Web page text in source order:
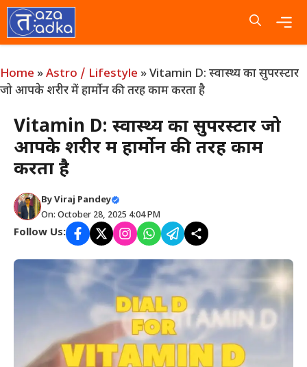
Skip
to
content
Home »Astro / Lifestyle »Vitamin D: स्वास्थ्य का सुपरस्टार
जो आपके शरीर में हार्मोन की तरह काम करता है
Vitamin D: स्वास्थ्य का सुपरस्टार जो
आपके शरीर में हार्मोन की तरह काम
करता है
ByViraj Pandey
On: October 28, 2025 4:04 PM
Follow Us: